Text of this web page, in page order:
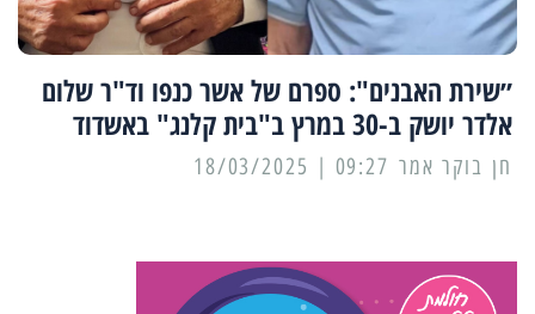
״שירת האבנים": ספרם של אשר כנפו וד"ר שלום
אלדר יושק ב-30 במרץ ב"בית קלנג" באשדוד
09:27 | 18/03/2025